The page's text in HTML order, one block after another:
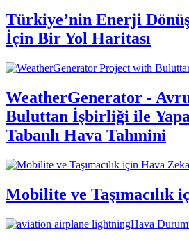
Türkiye’nin Enerji
İçin Bir Yol Haritası
WeatherGenerator -
Buluttan İşbirliği ile
Tabanlı Hava Tahmini
Mobilite ve Taşımacılık
Hava